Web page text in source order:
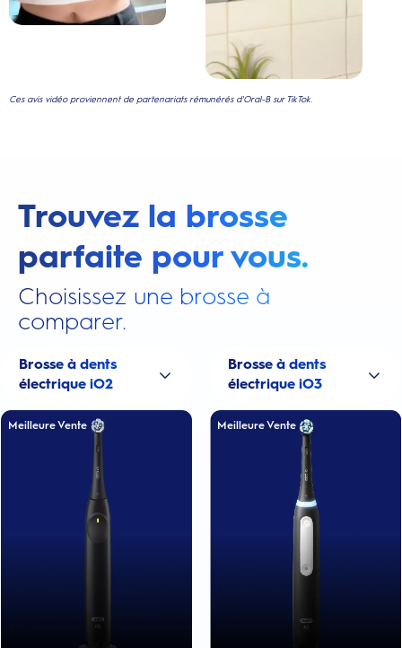
Ces avis vidéo proviennent de partenariats rémunérés d'Oral-B sur TikTok.
Trouvez la brosse
parfaite pour vous.
Choisissez une brosse à
comparer.
Brosse à dents
électrique iO2
Meilleure Vente
Brosse à dents
électrique iO3
Meilleure Vente